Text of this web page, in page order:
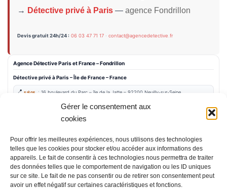
Gérer le consentement aux
cookies
Pour offrir les meilleures expériences, nous utilisons des technologies
telles que les cookies pour stocker et/ou accéder aux informations des
appareils. Le fait de consentir à ces technologies nous permettra de traiter
des données telles que le comportement de navigation ou les ID uniques
sur ce site. Le fait de ne pas consentir ou de retirer son consentement peut
avoir un effet négatif sur certaines caractéristiques et fonctions.
→ Détective privé à Paris — agence Fondrillon
Devis gratuit 24h/24 : 06 03 47 71 17 · contact@agencedetective.fr
Agence Détective Paris et France – Fondrillon
Détective privé à Paris – Île de France – France
SIÈGE : 16 boulevard du Parc –île de la Jatte – 92200 Neuilly-sur-Seine
Agence Détective Paris – France
Détective agréé à Paris
Détective à Paris
Détective Paris
Tél : 01 46 37 51 00